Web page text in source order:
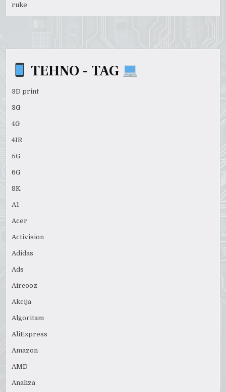
ruke
TEHNO - TAG
3D print
3G
4G
4IR
5G
6G
8K
A1
Acer
Activision
Adidas
Ads
Aircooz
Akcija
Algoritam
AliExpress
Amazon
AMD
Analiza